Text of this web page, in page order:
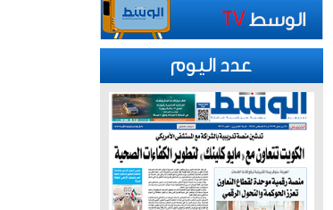
عدد اليوم